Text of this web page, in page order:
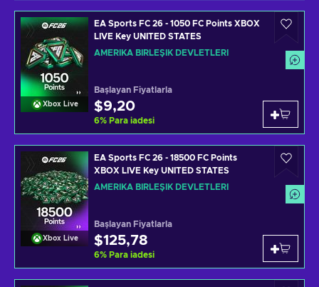
Xbox Live
EA Sports FC 26 - 1050 FC Points XBOX
LIVE Key UNITED STATES
AMERIKA BIRLEŞIK DEVLETLERI
Başlayan Fiyatlarla
$9,20
6% Para iadesi
Xbox Live
EA Sports FC 26 - 18500 FC Points
XBOX LIVE Key UNITED STATES
AMERIKA BIRLEŞIK DEVLETLERI
Başlayan Fiyatlarla
$125,78
6% Para iadesi